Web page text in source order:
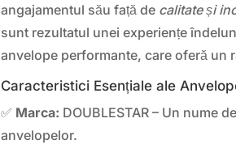
angajamentul său față de calitate și
sunt rezultatul unei experiențe
anvelope performante, care oferă un
Caracteristici Esențiale ale
✅ Marca: DOUBLESTAR – Un nume
anvelopelor.